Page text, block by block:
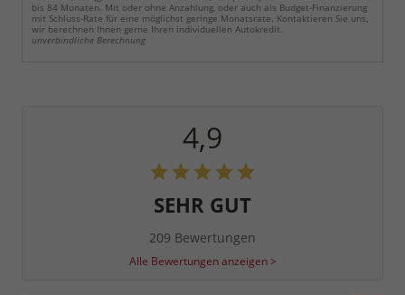
bis 84 Monaten. Mit oder ohne Anzahlung, oder auch als Budget-Finanzierung
mit Schluss-Rate für eine möglichst geringe Monatsrate. Kontaktieren Sie uns,
wir berechnen Ihnen gerne Ihren individuellen Autokredit.
unverbindliche Berechnung
4,9
SEHR GUT
209 Bewertungen
Alle Bewertungen anzeigen >